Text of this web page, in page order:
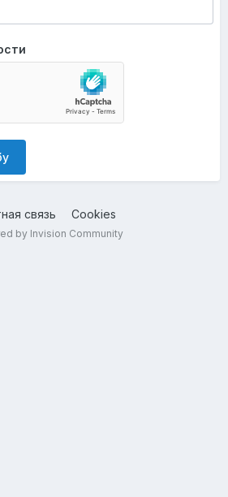
связь Cookies
by Invision Community